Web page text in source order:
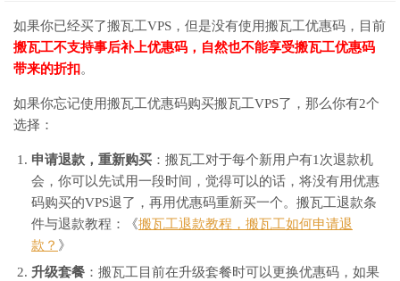
如果你已经买了搬瓦工VPS，但是没有使用搬瓦工优惠码，目前
搬瓦工不支持事后补上优惠码，自然也不能享受搬瓦工优惠码
带来的折扣。
如果你忘记使用搬瓦工优惠码购买搬瓦工VPS了，那么你有2个
选择：
申请退款，重新购买 ：搬瓦工对于每个新用户有1次退款机
会，你可以先试用一段时间，觉得可以的话，将没有用优惠
码购买的VPS退了，再用优惠码重新买一个。搬瓦工退款条
件与退款教程：《搬瓦工退款教程，搬瓦工如何申请退
款？ 》
升级套餐 ：搬瓦工目前在升级套餐时可以更换优惠码，如果